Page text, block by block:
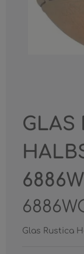
GLAS
6886W
Glas Rustica